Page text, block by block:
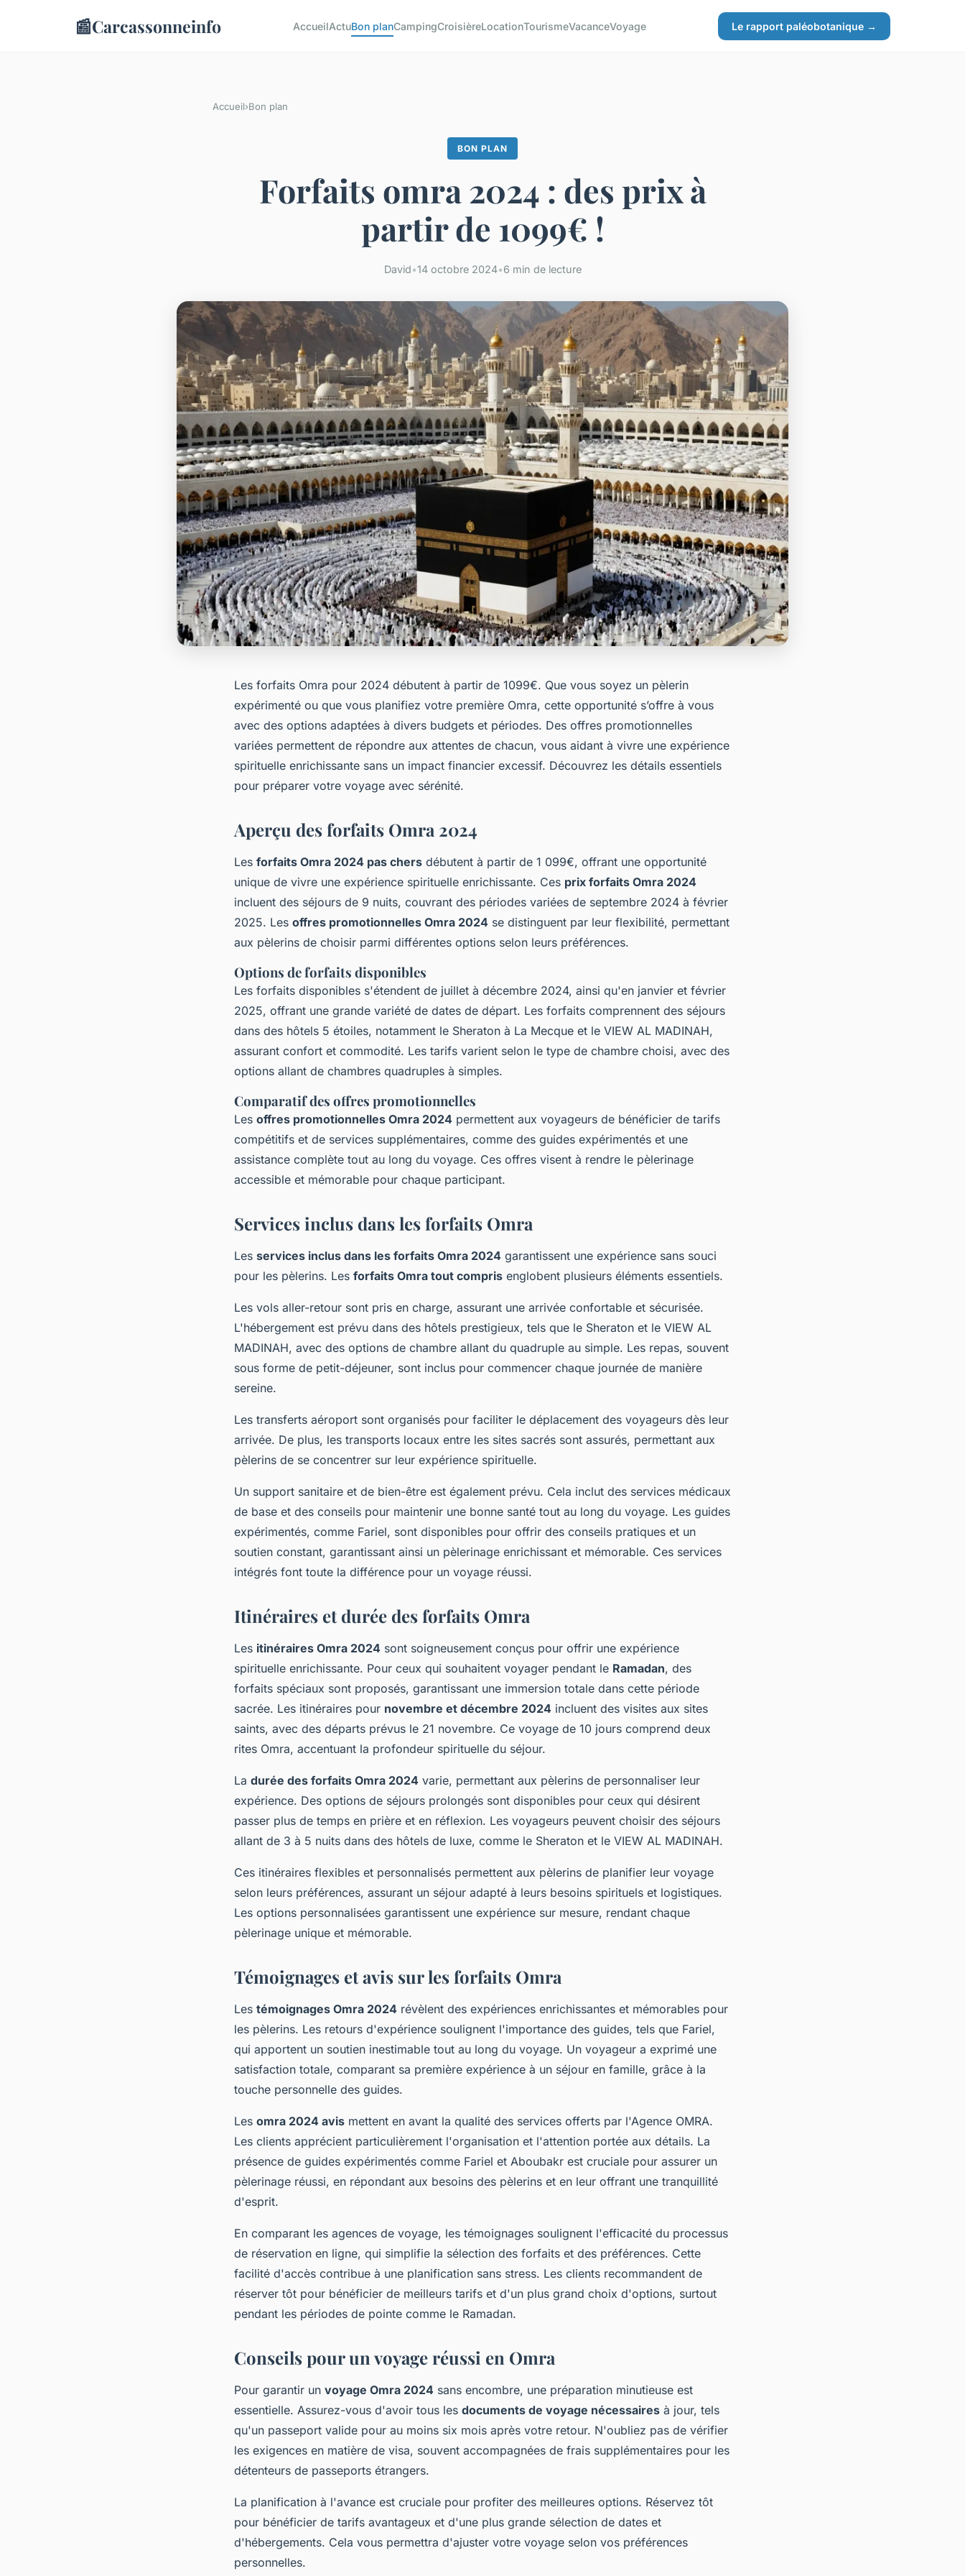
📰Carcassonneinfo AccueilActuBon planCampingCroisièreLocationTourismeVacanceVoyage Le rapport paléobotanique →
Accueil›Bon plan
BON PLAN
Forfaits omra 2024 : des prix à
partir de 1099€ !
David•14 octobre 2024•6 min de lecture
Les forfaits Omra pour 2024 débutent à partir de 1099€. Que vous soyez un pèlerin
expérimenté ou que vous planifiez votre première Omra, cette opportunité s’offre à vous
avec des options adaptées à divers budgets et périodes. Des offres promotionnelles
variées permettent de répondre aux attentes de chacun, vous aidant à vivre une expérience
spirituelle enrichissante sans un impact financier excessif. Découvrez les détails essentiels
pour préparer votre voyage avec sérénité.
Aperçu des forfaits Omra 2024
Les forfaits Omra 2024 pas chers débutent à partir de 1 099€, offrant une opportunité
unique de vivre une expérience spirituelle enrichissante. Ces prix forfaits Omra 2024
incluent des séjours de 9 nuits, couvrant des périodes variées de septembre 2024 à février
2025. Les offres promotionnelles Omra 2024 se distinguent par leur flexibilité, permettant
aux pèlerins de choisir parmi différentes options selon leurs préférences.
Options de forfaits disponibles
Les forfaits disponibles s'étendent de juillet à décembre 2024, ainsi qu'en janvier et février
2025, offrant une grande variété de dates de départ. Les forfaits comprennent des séjours
dans des hôtels 5 étoiles, notamment le Sheraton à La Mecque et le VIEW AL MADINAH,
assurant confort et commodité. Les tarifs varient selon le type de chambre choisi, avec des
options allant de chambres quadruples à simples.
Comparatif des offres promotionnelles
Les offres promotionnelles Omra 2024 permettent aux voyageurs de bénéficier de tarifs
compétitifs et de services supplémentaires, comme des guides expérimentés et une
assistance complète tout au long du voyage. Ces offres visent à rendre le pèlerinage
accessible et mémorable pour chaque participant.
Services inclus dans les forfaits Omra
Les services inclus dans les forfaits Omra 2024 garantissent une expérience sans souci
pour les pèlerins. Les forfaits Omra tout compris englobent plusieurs éléments essentiels.
Les vols aller-retour sont pris en charge, assurant une arrivée confortable et sécurisée.
L'hébergement est prévu dans des hôtels prestigieux, tels que le Sheraton et le VIEW AL
MADINAH, avec des options de chambre allant du quadruple au simple. Les repas, souvent
sous forme de petit-déjeuner, sont inclus pour commencer chaque journée de manière
sereine.
Les transferts aéroport sont organisés pour faciliter le déplacement des voyageurs dès leur
arrivée. De plus, les transports locaux entre les sites sacrés sont assurés, permettant aux
pèlerins de se concentrer sur leur expérience spirituelle.
Un support sanitaire et de bien-être est également prévu. Cela inclut des services médicaux
de base et des conseils pour maintenir une bonne santé tout au long du voyage. Les guides
expérimentés, comme Fariel, sont disponibles pour offrir des conseils pratiques et un
soutien constant, garantissant ainsi un pèlerinage enrichissant et mémorable. Ces services
intégrés font toute la différence pour un voyage réussi.
Itinéraires et durée des forfaits Omra
Les itinéraires Omra 2024 sont soigneusement conçus pour offrir une expérience
spirituelle enrichissante. Pour ceux qui souhaitent voyager pendant le Ramadan, des
forfaits spéciaux sont proposés, garantissant une immersion totale dans cette période
sacrée. Les itinéraires pour novembre et décembre 2024 incluent des visites aux sites
saints, avec des départs prévus le 21 novembre. Ce voyage de 10 jours comprend deux
rites Omra, accentuant la profondeur spirituelle du séjour.
La durée des forfaits Omra 2024 varie, permettant aux pèlerins de personnaliser leur
expérience. Des options de séjours prolongés sont disponibles pour ceux qui désirent
passer plus de temps en prière et en réflexion. Les voyageurs peuvent choisir des séjours
allant de 3 à 5 nuits dans des hôtels de luxe, comme le Sheraton et le VIEW AL MADINAH.
Ces itinéraires flexibles et personnalisés permettent aux pèlerins de planifier leur voyage
selon leurs préférences, assurant un séjour adapté à leurs besoins spirituels et logistiques.
Les options personnalisées garantissent une expérience sur mesure, rendant chaque
pèlerinage unique et mémorable.
Témoignages et avis sur les forfaits Omra
Les témoignages Omra 2024 révèlent des expériences enrichissantes et mémorables pour
les pèlerins. Les retours d'expérience soulignent l'importance des guides, tels que Fariel,
qui apportent un soutien inestimable tout au long du voyage. Un voyageur a exprimé une
satisfaction totale, comparant sa première expérience à un séjour en famille, grâce à la
touche personnelle des guides.
Les omra 2024 avis mettent en avant la qualité des services offerts par l'Agence OMRA.
Les clients apprécient particulièrement l'organisation et l'attention portée aux détails. La
présence de guides expérimentés comme Fariel et Aboubakr est cruciale pour assurer un
pèlerinage réussi, en répondant aux besoins des pèlerins et en leur offrant une tranquillité
d'esprit.
En comparant les agences de voyage, les témoignages soulignent l'efficacité du processus
de réservation en ligne, qui simplifie la sélection des forfaits et des préférences. Cette
facilité d'accès contribue à une planification sans stress. Les clients recommandent de
réserver tôt pour bénéficier de meilleurs tarifs et d'un plus grand choix d'options, surtout
pendant les périodes de pointe comme le Ramadan.
Conseils pour un voyage réussi en Omra
Pour garantir un voyage Omra 2024 sans encombre, une préparation minutieuse est
essentielle. Assurez-vous d'avoir tous les documents de voyage nécessaires à jour, tels
qu'un passeport valide pour au moins six mois après votre retour. N'oubliez pas de vérifier
les exigences en matière de visa, souvent accompagnées de frais supplémentaires pour les
détenteurs de passeports étrangers.
La planification à l'avance est cruciale pour profiter des meilleures options. Réservez tôt
pour bénéficier de tarifs avantageux et d'une plus grande sélection de dates et
d'hébergements. Cela vous permettra d'ajuster votre voyage selon vos préférences
personnelles.